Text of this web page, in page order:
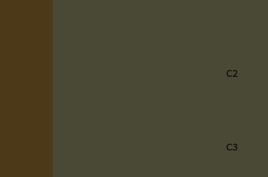
C2
C3